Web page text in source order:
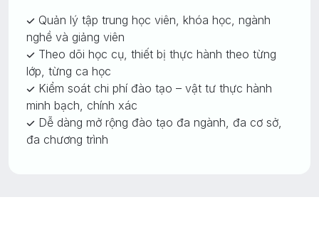
Quản lý tập trung học viên, khóa học, ngành
nghề và giảng viên
Theo dõi học cụ, thiết bị thực hành theo từng
lớp, từng ca học
Kiểm soát chi phí đào tạo – vật tư thực hành
minh bạch, chính xác
Dễ dàng mở rộng đào tạo đa ngành, đa cơ sở,
đa chương trình